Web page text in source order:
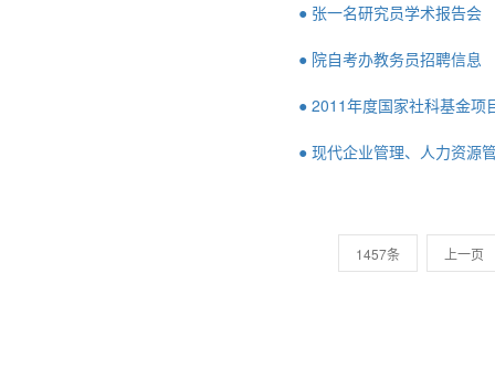
● 张一名研究员学术报告会
● 院自考办教务员招聘信息
● 2011年度国家社科基金项
● 现代企业管理、人力资源
1457条 上一页